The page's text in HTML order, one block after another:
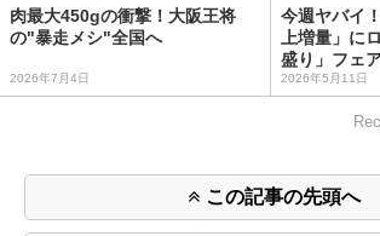
肉最大450gの衝撃！大阪王将
の"暴走メシ"全国へ
2026年7月4日
今週ヤバイ
上増量」に
盛り」フェ
2026年5月11日
この記事の先頭へ